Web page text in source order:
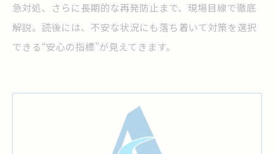
急対処、さらに長期的な再発防止まで、現場目線で徹底
解説。読後には、不安な状況にも落ち着いて対策を選択
できる“安心の指標”が見えてきます。